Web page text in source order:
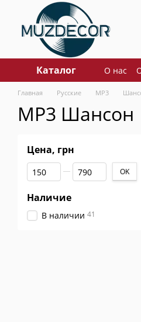
Перейти к основному контенту
Каталог О нас
Главная Русские MP3
MP3 Шансон
Цена, грн
От Цена, грн
До Цена, грн OK
Наличие
В наличии 41